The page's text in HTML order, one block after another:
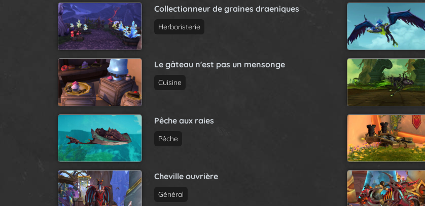
Collectionneur de graines draeniques
Herboristerie
Le gâteau n'est pas un mensonge
Cuisine
Pêche aux raies
Pêche
Cheville ouvrière
Général